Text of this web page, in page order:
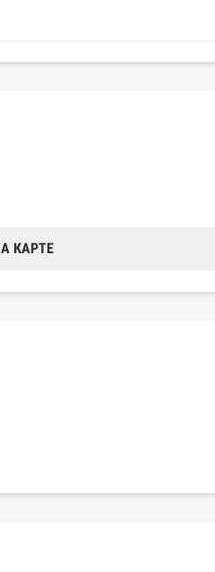
КАРТЕ